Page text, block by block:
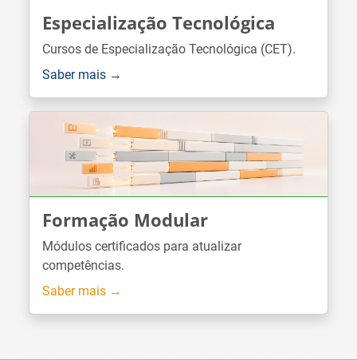
Especialização Tecnológica
Cursos de Especialização Tecnológica (CET).
Saber mais →
Formação Modular
Módulos certificados para atualizar
competências.
Saber mais →